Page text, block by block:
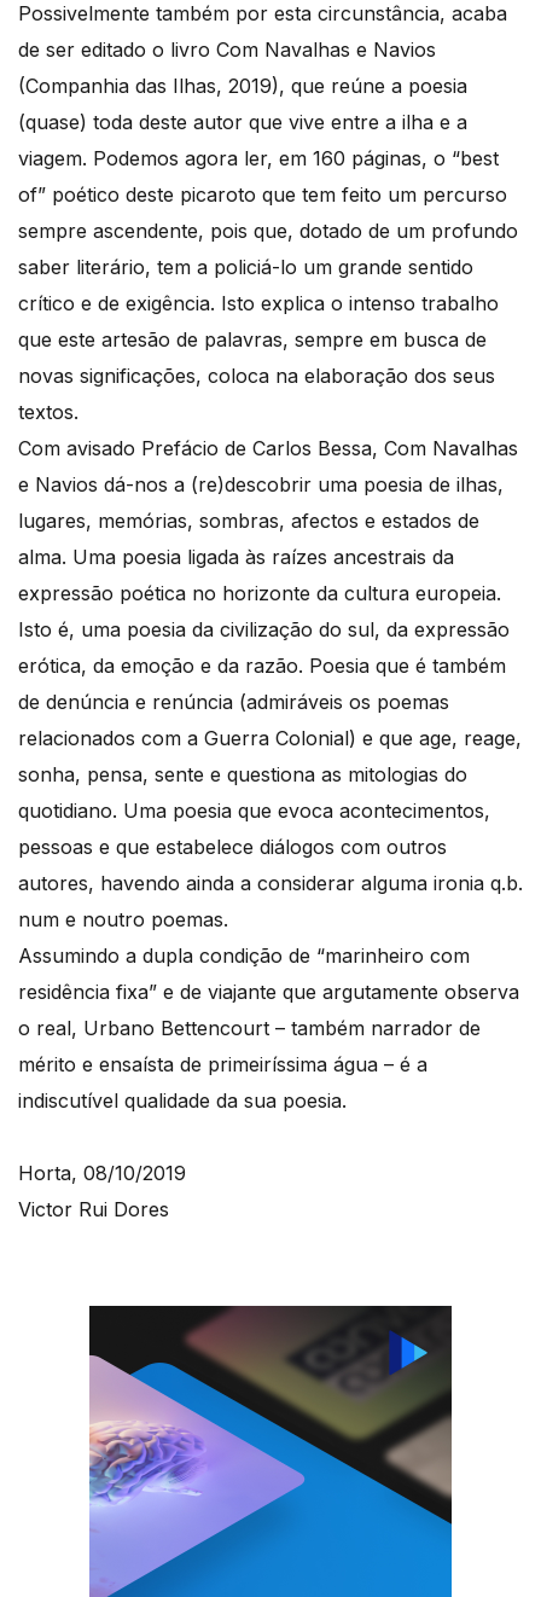
Possivelmente também por esta circunstância, acaba
de ser editado o livro Com Navalhas e Navios
(Companhia das Ilhas, 2019), que reúne a poesia
(quase) toda deste autor que vive entre a ilha e a
viagem. Podemos agora ler, em 160 páginas, o “best
of” poético deste picaroto que tem feito um percurso
sempre ascendente, pois que, dotado de um profundo
saber literário, tem a policiá-lo um grande sentido
crítico e de exigência. Isto explica o intenso trabalho
que este artesão de palavras, sempre em busca de
novas significações, coloca na elaboração dos seus
textos.
Com avisado Prefácio de Carlos Bessa, Com Navalhas
e Navios dá-nos a (re)descobrir uma poesia de ilhas,
lugares, memórias, sombras, afectos e estados de
alma. Uma poesia ligada às raízes ancestrais da
expressão poética no horizonte da cultura europeia.
Isto é, uma poesia da civilização do sul, da expressão
erótica, da emoção e da razão. Poesia que é também
de denúncia e renúncia (admiráveis os poemas
relacionados com a Guerra Colonial) e que age, reage,
sonha, pensa, sente e questiona as mitologias do
quotidiano. Uma poesia que evoca acontecimentos,
pessoas e que estabelece diálogos com outros
autores, havendo ainda a considerar alguma ironia q.b.
num e noutro poemas.
Assumindo a dupla condição de “marinheiro com
residência fixa” e de viajante que argutamente observa
o real, Urbano Bettencourt – também narrador de
mérito e ensaísta de primeiríssima água – é a
indiscutível qualidade da sua poesia.
Horta, 08/10/2019
Victor Rui Dores